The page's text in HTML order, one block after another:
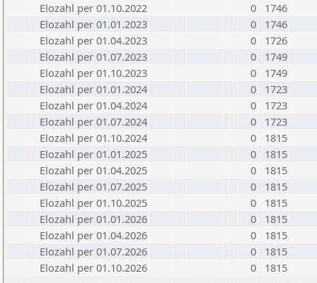
Elozahl per 01.10.2022
0
1746
Elozahl per 01.01.2023
0
1746
Elozahl per 01.04.2023
0
1726
Elozahl per 01.07.2023
0
1749
Elozahl per 01.10.2023
0
1749
Elozahl per 01.01.2024
0
1723
Elozahl per 01.04.2024
0
1723
Elozahl per 01.07.2024
0
1723
Elozahl per 01.10.2024
0
1815
Elozahl per 01.01.2025
0
1815
Elozahl per 01.04.2025
0
1815
Elozahl per 01.07.2025
0
1815
Elozahl per 01.10.2025
0
1815
Elozahl per 01.01.2026
0
1815
Elozahl per 01.04.2026
0
1815
Elozahl per 01.07.2026
0
1815
Elozahl per 01.10.2026
0 1815